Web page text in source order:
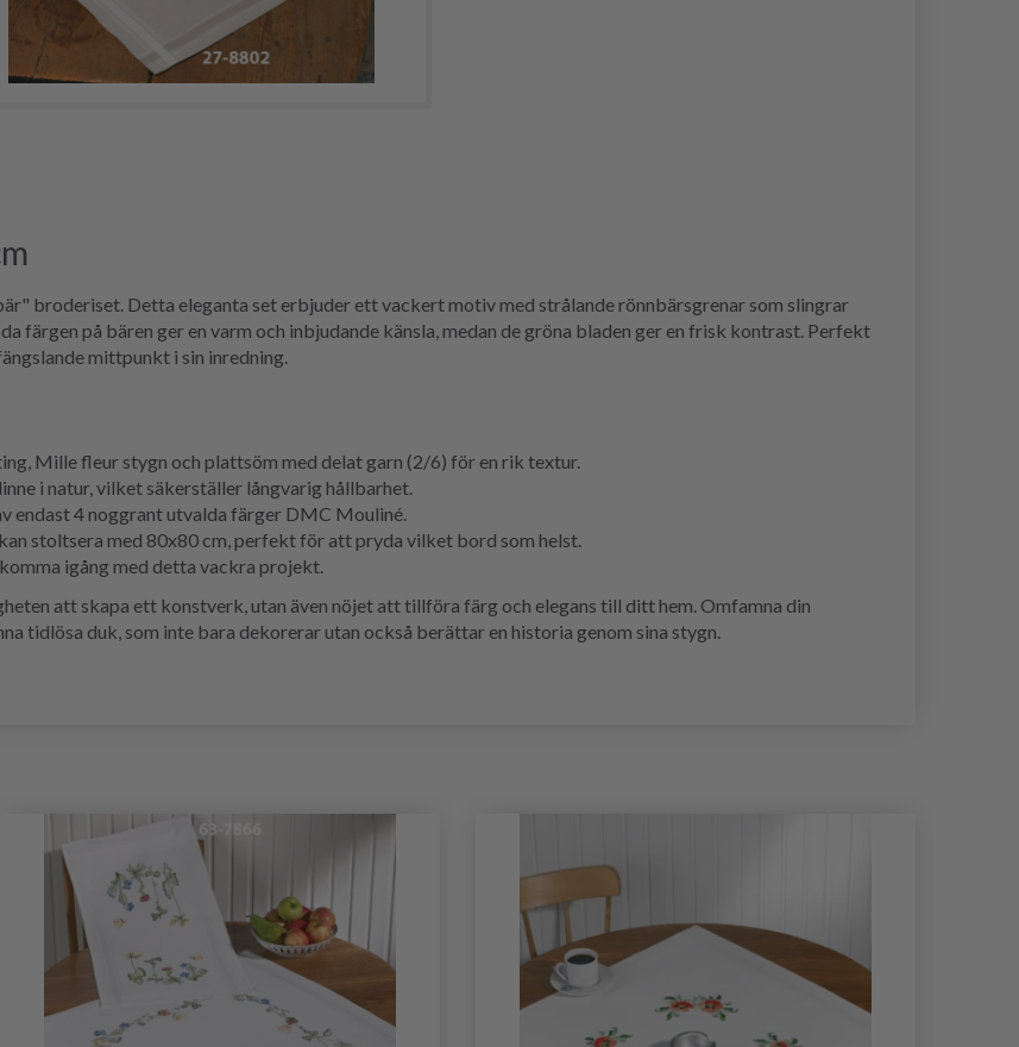
broderiset. Detta eleganta set erbjuder ett vackert motiv med strålande rönnbärsgrenar som slingrar
färgen på bären ger en varm och inbjudande känsla, medan de gröna bladen ger en frisk kontrast. Perfekt
mittpunkt i sin inredning.
Mille fleur stygn och plattsöm med delat garn (2/6) för en rik textur.
i natur, vilket säkerställer långvarig hållbarhet.
endast 4 noggrant utvalda färger DMC Mouliné.
stoltsera med 80x80 cm, perfekt för att pryda vilket bord som helst.
igång med detta vackra projekt.
att skapa ett konstverk, utan även nöjet att tillföra färg och elegans till ditt hem. Omfamna din
tidlösa duk, som inte bara dekorerar utan också berättar en historia genom sina stygn.